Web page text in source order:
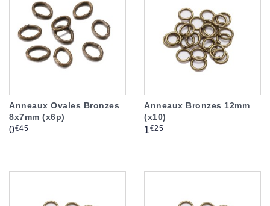
Anneaux Ovales Bronzes
8x7mm (x6p)
Prix
0€45
Anneaux Bronzes 12mm
(x10)
Prix
1€25